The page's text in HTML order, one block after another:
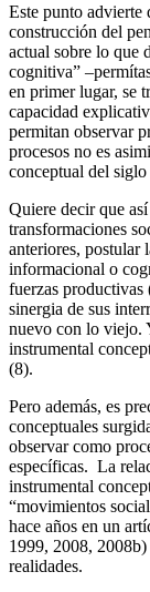
Este punto advierte
construcción del
actual sobre lo que
cognitiva”
en primer lugar, se
capacidad
permitan observar
procesos no es
conceptual del
Quiere decir que
transformaciones
anteriores, postular
informacional o
fuerzas
sinergia de sus
nuevo con lo viejo.
instrumental
(8).
Pero además, es
conceptuales
observar como
específicas. La
instrumental
“movimientos
hace años en un
1999, 2008, 2008b)
realidades.